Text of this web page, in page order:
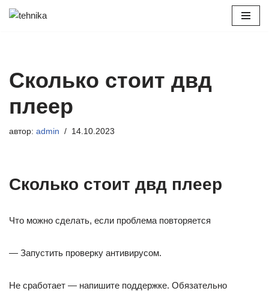
Сколько стоит двд
плеер
автор: admin 14.10.2023
Сколько стоит двд плеер
Что можно сделать, если проблема повторяется
— Запустить проверку антивирусом.
Не сработает — напишите поддержке. Обязательно